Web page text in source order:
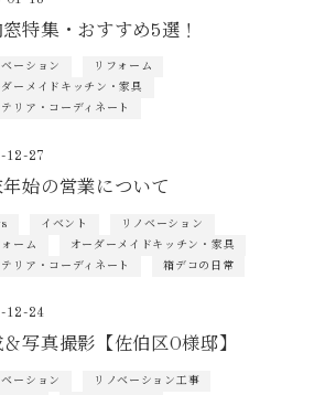
窓特集・おすすめ5選！
ベーション
リフォーム
ダーメイドキッチン・家具
テリア・コーディネート
12-27
始の営業について
イベント
リノベーション
ォーム
オーダーメイドキッチン・家具
テリア・コーディネート
箱デコの日常
12-24
＆写真撮影【佐伯区O様邸】
ベーション
リノベーション工事